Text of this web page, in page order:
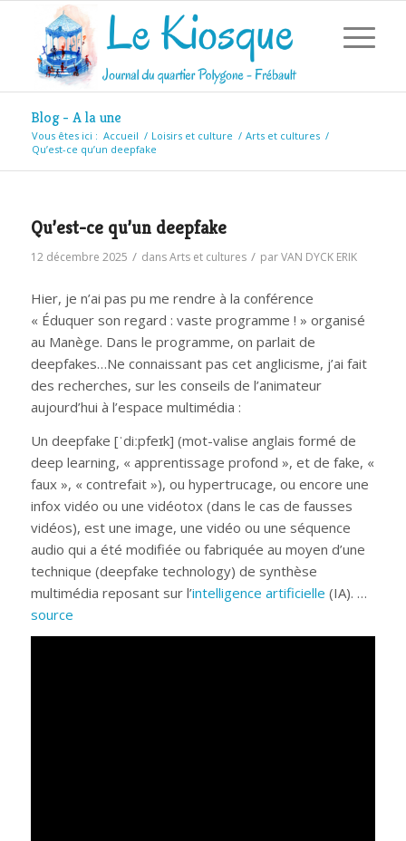
Blog - A la une
Vous êtes ici : Accueil / Loisirs et culture / Arts et cultures /
Qu’est-ce qu’un deepfake
Qu’est-ce qu’un deepfake
12 décembre 2025 / dansArts et cultures / parVAN DYCK ERIK
Hier, je n’ai pas pu me rendre à la conférence
« Éduquer son regard : vaste programme ! » organisé
au Manège. Dans le programme, on parlait de
deepfakes…Ne connaissant pas cet anglicisme, j’ai fait
des recherches, sur les conseils de l’animateur
aujourd’hui à l’espace multimédia :
Un deepfake [ˈdiːpfeɪk] (mot-valise anglais formé de
deep learning, « apprentissage profond », et de fake, «
faux », « contrefait »), ou hypertrucage, ou encore une
infox vidéo ou une vidéotox (dans le cas de fausses
vidéos), est une image, une vidéo ou une séquence
audio qui a été modifiée ou fabriquée au moyen d’une
technique (deepfake technology) de synthèse
multimédia reposant sur l’intelligence artificielle (IA). …
source